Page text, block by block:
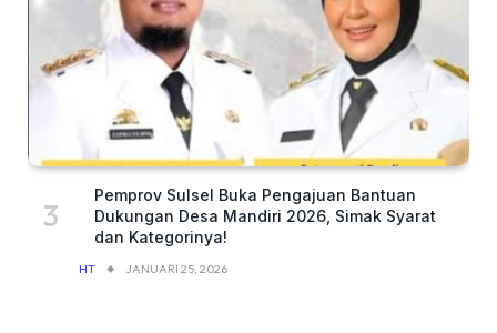
Pemprov Sulsel Buka Pengajuan Bantuan
Dukungan Desa Mandiri 2026, Simak Syarat
dan Kategorinya!
HT JANUARI 25, 2026